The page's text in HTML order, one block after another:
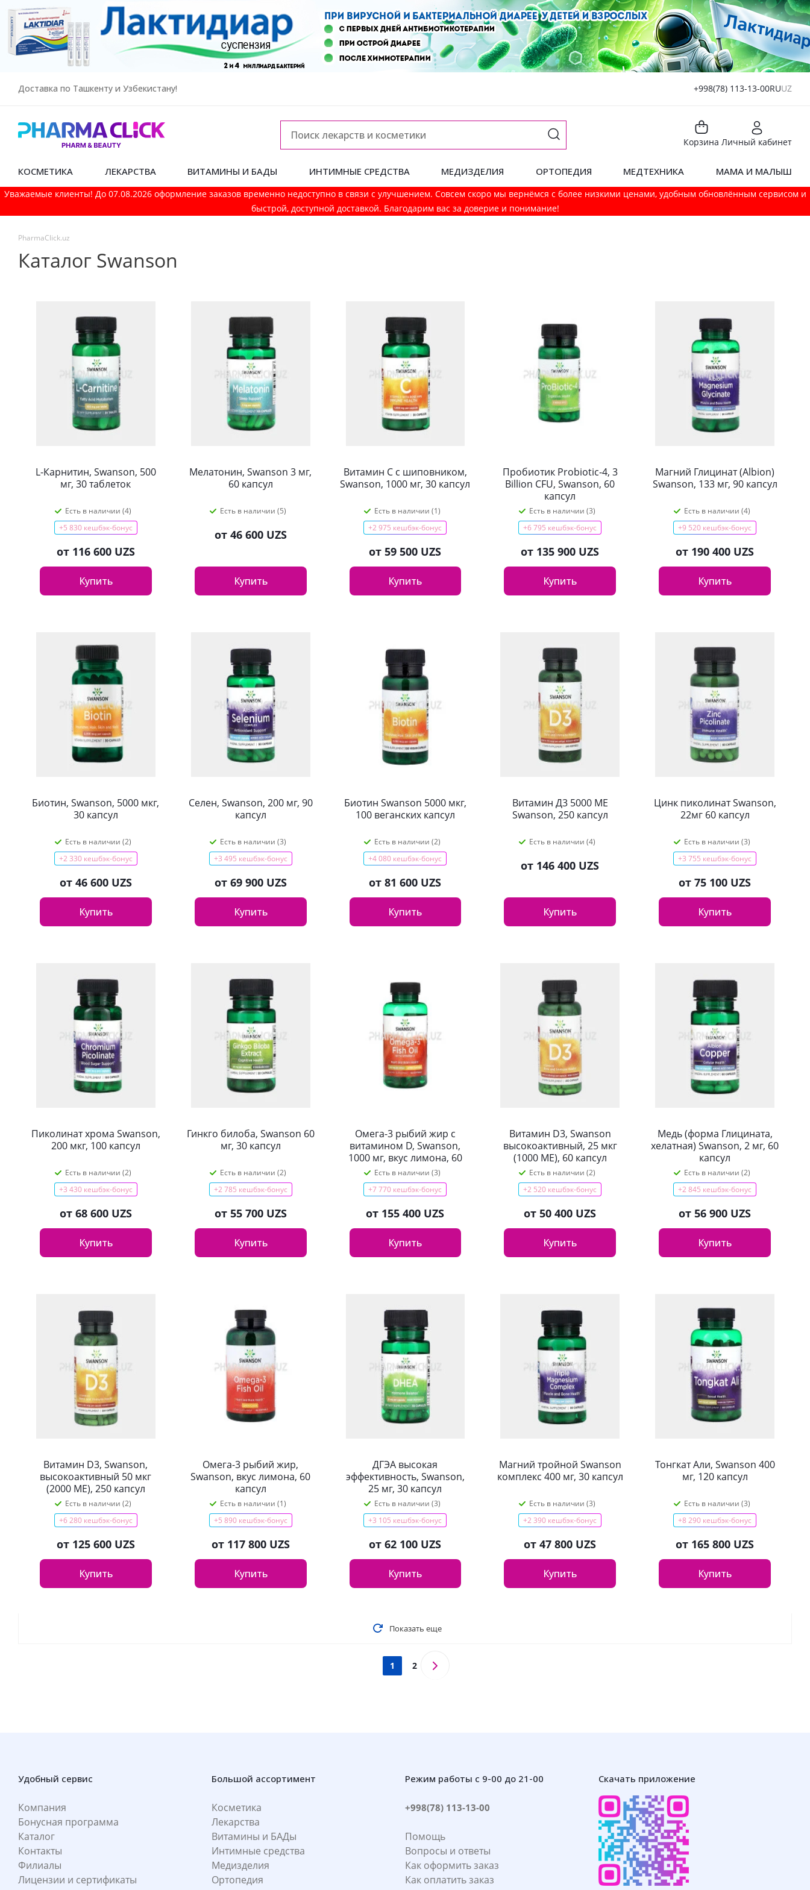
Доставка по Ташкенту и Узбекистану! +998(78) 113-13-00RUUZ
Корзина Личный кабинет
КОСМЕТИКА ЛЕКАРСТВА ВИТАМИНЫ И БАДЫ ИНТИМНЫЕ СРЕДСТВА МЕДИЗДЕЛИЯ ОРТОПЕДИЯ МЕДТЕХНИКА МАМА И МАЛЫШ
Уважаемые клиенты! До 07.08.2026 оформление заказов временно недоступно в связи с улучшением. Совсем скоро мы вернёмся с более низкими ценами, удобным обновлённым сервисом и
быстрой, доступной доставкой. Благодарим вас за доверие и понимание!
PharmaСlick.uz
Каталог Swanson
L-Карнитин, Swanson, 500
мг, 30 таблеток
Есть в наличии (4)
+5 830 кешбэк-бонус
от 116 600 UZS
Купить
Мелатонин, Swanson 3 мг,
60 капсул
Есть в наличии (5)
от 46 600 UZS
Купить
Витамин С с шиповником,
Swanson, 1000 мг, 30 капсул
Есть в наличии (1)
+2 975 кешбэк-бонус
от59 500 UZS
Купить
Пробиотик Probiotic-4, 3
Billion CFU, Swanson, 60
капсул
Есть в наличии (3)
+6 795 кешбэк-бонус
от 135 900 UZS
Купить
Магний Глицинат (Albion)
Swanson, 133 мг, 90 капсул
Есть в наличии (4)
+9 520 кешбэк-бонус
от 190 400 UZS
Купить
Биотин, Swanson, 5000 мкг,
30 капсул
Есть в наличии (2)
+2 330 кешбэк-бонус
от 46 600 UZS
Купить
Селен, Swanson, 200 мг, 90
капсул
Есть в наличии (3)
+3 495 кешбэк-бонус
от 69 900 UZS
Купить
Биотин Swanson 5000 мкг,
100 веганских капсул
Есть в наличии (2)
+4 080 кешбэк-бонус
от81 600 UZS
Купить
Витамин Д3 5000 МЕ
Swanson, 250 капсул
Есть в наличии (4)
от 146 400 UZS
Купить
Цинк пиколинат Swanson,
22мг 60 капсул
Есть в наличии (3)
+3 755 кешбэк-бонус
от75 100 UZS
Купить
Пиколинат хрома Swanson,
200 мкг, 100 капсул
Есть в наличии (2)
+3 430 кешбэк-бонус
от 68 600 UZS
Купить
Гинкго билоба, Swanson 60
мг, 30 капсул
Есть в наличии (2)
+2 785 кешбэк-бонус
от 55 700 UZS
Купить
Омега-3 рыбий жир с
витамином D, Swanson,
1000 мг, вкус лимона, 60
капсул
Есть в наличии (3)
+7 770 кешбэк-бонус
от 155 400 UZS
Купить
Витамин D3, Swanson
высокоактивный, 25 мкг
(1000 МЕ), 60 капсул
Есть в наличии (2)
+2 520 кешбэк-бонус
от50 400 UZS
Купить
Медь (форма Глицината,
хелатная) Swanson, 2 мг, 60
капсул
Есть в наличии (2)
+2 845 кешбэк-бонус
от56 900 UZS
Купить
Витамин D3, Swanson,
высокоактивный 50 мкг
(2000 МЕ), 250 капсул
Есть в наличии (2)
+6 280 кешбэк-бонус
от 125 600 UZS
Купить
Омега-3 рыбий жир,
Swanson, вкус лимона, 60
капсул
Есть в наличии (1)
+5 890 кешбэк-бонус
от 117 800 UZS
Купить
ДГЭА высокая
эффективность, Swanson,
25 мг, 30 капсул
Есть в наличии (3)
+3 105 кешбэк-бонус
от62 100 UZS
Купить
Магний тройной Swanson
комплекс 400 мг, 30 капсул
Есть в наличии (3)
+2 390 кешбэк-бонус
от47 800 UZS
Купить
Тонгкат Али, Swanson 400
мг, 120 капсул
Есть в наличии (3)
+8 290 кешбэк-бонус
от 165 800 UZS
Купить
Показать еще
1 2
Удобный сервис
Компания
Бонусная программа
Каталог
Контакты
Филиалы
Лицензии и сертификаты
Большой ассортимент
Косметика
Лекарства
Витамины и БАДы
Интимные средства
Медизделия
Ортопедия
Режим работы с 9-00 до 21-00
+998(78) 113-13-00
Помощь
Вопросы и ответы
Как оформить заказ
Как оплатить заказ
Скачать приложение